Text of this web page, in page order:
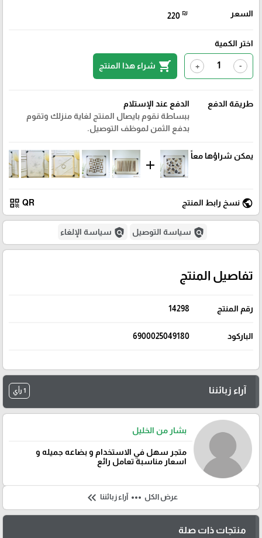
السعر 220 ₪
اختر الكمية
-
+
shopping_cart شراء هذا المنتج
طريقة الدفع
الدفع عند الإستلام
ببساطة نقوم بايصال المنتج لغاية منزلك وتقوم
بدفع الثمن لموظف التوصيل.
يمكن شراؤها معاً
add
public نسخ رابط المنتج QR
qr_code
policy سياسة التوصيل policy سياسة الإلغاء
تفاصيل المنتج
رقم المنتج 14298
الباركود 6900025049180
آراء زبائننا 1 رأي
بشار من الخليل
متجر سهل في الاستخدام و بضاعه جميله و
اسعار مناسبة تعامل رائع
عرض الكل more_horiz آراء زبائننا keyboard_double_arrow_left
منتجات ذات صلة